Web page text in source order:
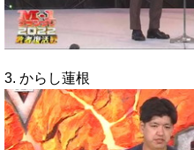
3. からし蓮根